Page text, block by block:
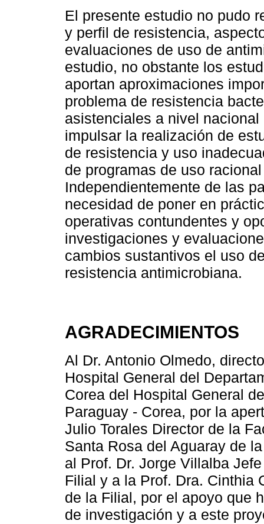
El presente estudio no pudo
y perfil de resistencia,
evaluaciones de uso de
estudio, no obstante los
aportan aproximaciones
problema de resistencia
asistenciales a nivel
impulsar la realización de
de resistencia y uso
de programas de uso
Independientemente de las
necesidad de poner en
operativas contundentes y
investigaciones y
cambios sustantivos el uso
resistencia antimicrobiana.
AGRADECIMIENTOS
Al Dr. Antonio Olmedo,
Hospital General del
Corea del Hospital General
Paraguay - Corea, por la
Julio Torales Director de la
Santa Rosa del Aguaray de
al Prof. Dr. Jorge Villalba
Filial y a la Prof. Dra. Cinthia
de la Filial, por el apoyo que
de investigación y a este